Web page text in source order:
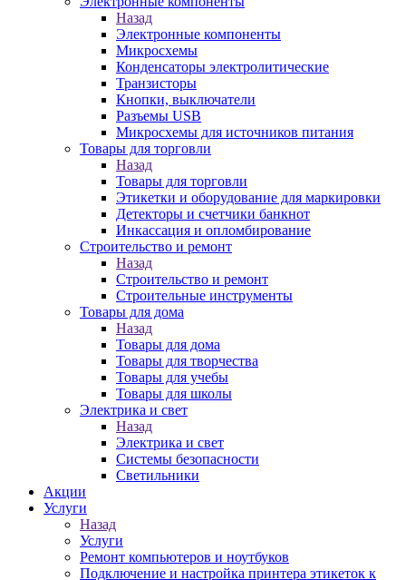
Назад
Электронные компоненты
Микросхемы
Конденсаторы электролитические
Транзисторы
Кнопки, выключатели
Разъемы USB
Микросхемы для источников питания
Товары для торговли
Назад
Товары для торговли
Этикетки и оборудование для маркировки
Детекторы и счетчики банкнот
Инкассация и опломбирование
Строительство и ремонт
Назад
Строительство и ремонт
Строительные инструменты
Товары для дома
Назад
Товары для дома
Товары для творчества
Товары для учебы
Товары для школы
Электрика и свет
Назад
Электрика и свет
Системы безопасности
Светильники
Акции
Услуги
Назад
Услуги
Ремонт компьютеров и ноутбуков
Подключение и настройка принтера этикеток к